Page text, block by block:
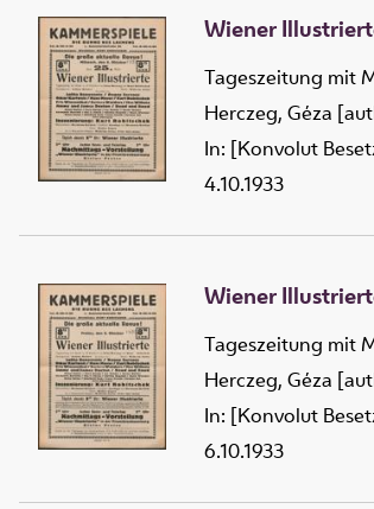
Wiener
Tageszeitung mit
Herczeg, Géza
In: [Konvolut
4.10.1933
Wiener
Tageszeitung mit
Herczeg, Géza
In: [Konvolut
6.10.1933